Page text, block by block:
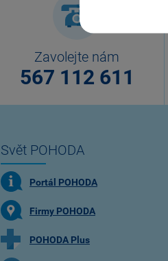
Zavolejte nám
567 112 611
Svět POHODA
Portál POHODA
Firmy POHODA
POHODA Plus